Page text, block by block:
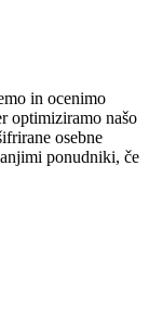
in ocenimo
optimiziramo našo
osebne
ponudniki, če